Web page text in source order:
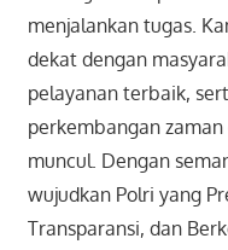
menjalankan tugas.
dekat dengan
pelayanan terbaik,
perkembangan
muncul. Dengan
wujudkan Polri yang
Transparansi, dan